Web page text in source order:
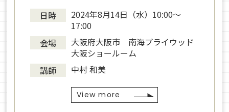
日時
2024年8月14日（水）10:00～
17:00
会場
大阪府大阪市 南海プライウッド
大阪ショールーム
講師
中村 和美
View more